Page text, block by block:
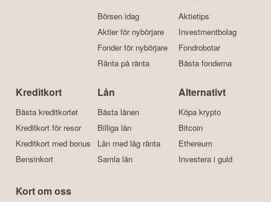
Börsen idag
Aktier för nybörjare
Fonder för nybörjare
Ränta på ränta
Aktietips
Investmentbolag
Fondrobotar
Bästa fonderna
Kreditkort
Bästa kreditkortet
Kreditkort för resor
Kreditkort med bonus
Bensinkort
Lån
Bästa lånen
Billiga lån
Lån med låg ränta
Samla lån
Alternativt
Köpa krypto
Bitcoin
Ethereum
Investera i guld
Kort om oss